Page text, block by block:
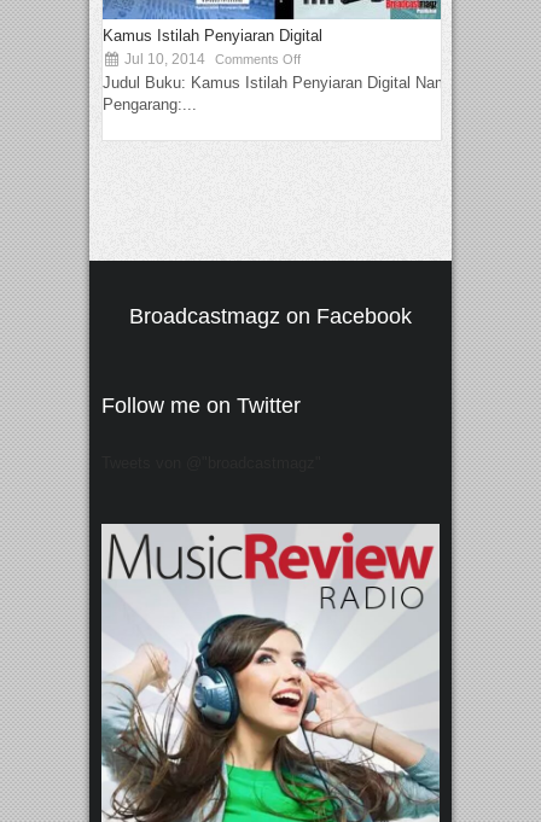
Kamus Istilah Penyiaran Digital
Jul 10, 2014 Comments Off
Judul Buku: Kamus Istilah Penyiaran Digital Nama
Pengarang:...
Broadcastmagz on Facebook
Follow me on Twitter